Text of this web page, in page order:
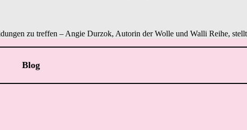
zu treffen – Angie Durzok, Autorin der Wolle und Walli Reihe,
Blog